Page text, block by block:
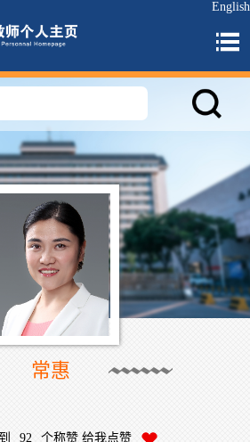
English
常惠
92 个称赞 给我点赞